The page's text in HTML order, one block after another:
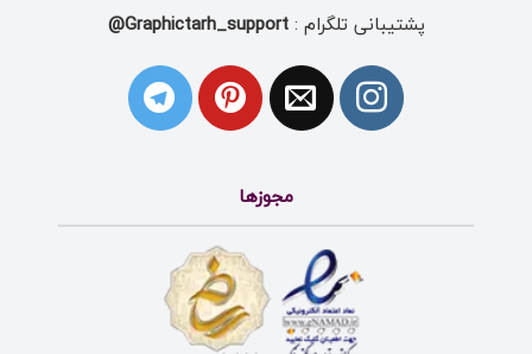
پشتیبانی تلگرام :Graphictarh_support@
مجوزها